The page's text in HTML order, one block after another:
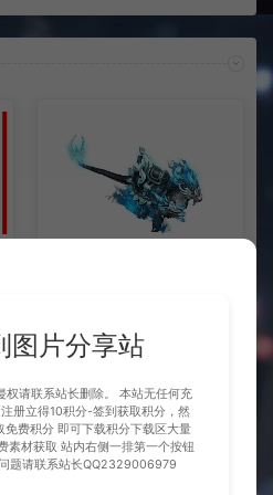
千城
图片分享站
权请联系站长删除。 本站无任何充
册立得10积分-签到获取积分，然
免费积分 即可下载积分下载区大量
素材获取 站内右侧一排第一个按钮
题请联系站长QQ2329006979